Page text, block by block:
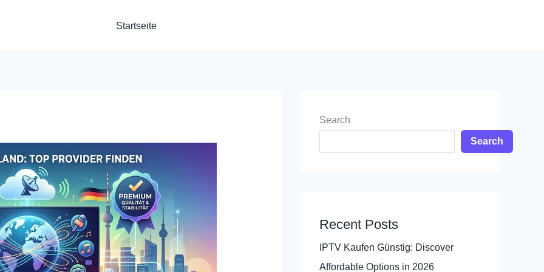
Startseite
Search
Search
Recent Posts
IPTV Kaufen Günstig: Discover
Affordable Options in 2026